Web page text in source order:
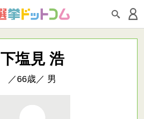
下塩見 浩
／66歳／ 男